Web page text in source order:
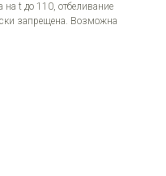
на t до 110, отбеливание
запрещена. Возможна